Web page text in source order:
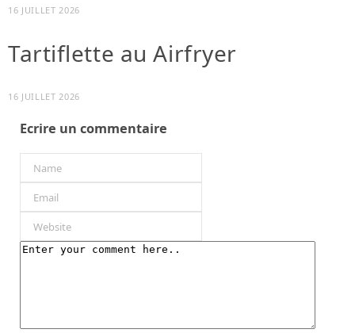
16 JUILLET 2026
Tartiflette au Airfryer
16 JUILLET 2026
Ecrire un commentaire